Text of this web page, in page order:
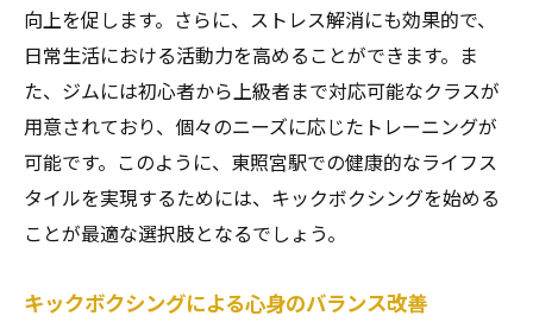
向上を促します。さらに、ストレス解消にも効果的で、
日常生活における活動力を高めることができます。ま
た、ジムには初心者から上級者まで対応可能なクラスが
用意されており、個々のニーズに応じたトレーニングが
可能です。このように、東照宮駅での健康的なライフス
タイルを実現するためには、キックボクシングを始める
ことが最適な選択肢となるでしょう。
キックボクシングによる心身のバランス改善